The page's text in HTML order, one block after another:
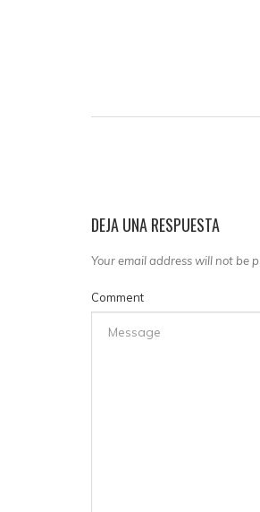
DEJA UNA RESPUESTA
Your email address will not be
Comment